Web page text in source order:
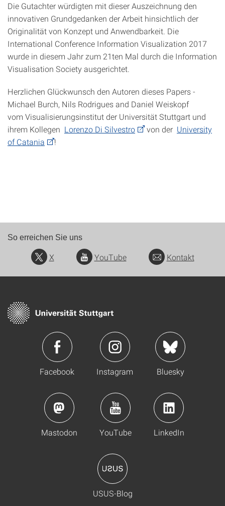
Die Gutachter würdigten mit dieser Auszeichnung den
innovativen Grundgedanken der Arbeit hinsichtlich der
Originalität von Konzept und Anwendbarkeit. Die
International Conference Information Visualization 2017
wurde in diesem Jahr zum 21ten Mal durch die Information
Visualisation Society ausgerichtet.
Herzlichen Glückwunsch den Autoren dieses Papers -
Michael Burch, Nils Rodrigues and Daniel Weiskopf
vom Visualisierungsinstitut der Universität Stuttgart und
ihrem Kollegen Lorenzo Di Silvestro von der University
of Catania
!
So erreichen Sie uns
X YouTube Kontakt
Facebook Instagram Bluesky
Mastodon YouTube LinkedIn
USUS-Blog